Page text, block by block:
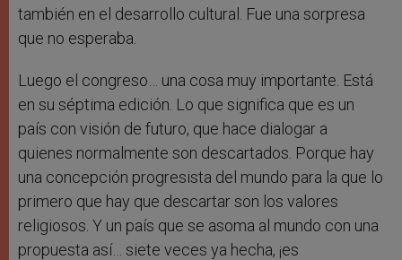
también en el desarrollo cultural. Fue una sorpresa
que no esperaba.
Luego el congreso… una cosa muy importante. Está
en su séptima edición. Lo que significa que es un
país con visión de futuro, que hace dialogar a
quienes normalmente son descartados. Porque hay
una concepción progresista del mundo para la que lo
primero que hay que descartar son los valores
religiosos. Y un país que se asoma al mundo con una
propuesta así… siete veces ya hecha, ¡es